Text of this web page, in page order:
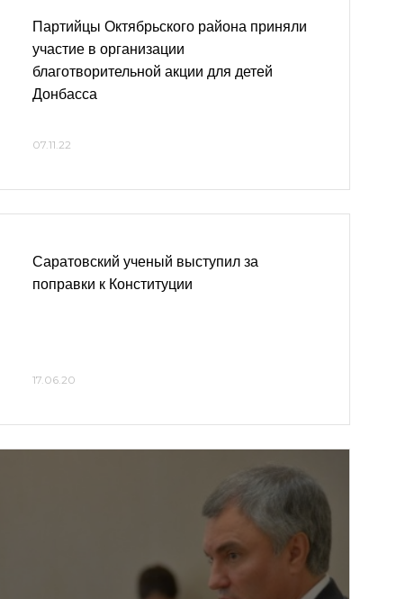
Партийцы Октябрьского района приняли
участие в организации
благотворительной акции для детей
Донбасса
07.11.22
Саратовский ученый выступил за
поправки к Конституции
17.06.20